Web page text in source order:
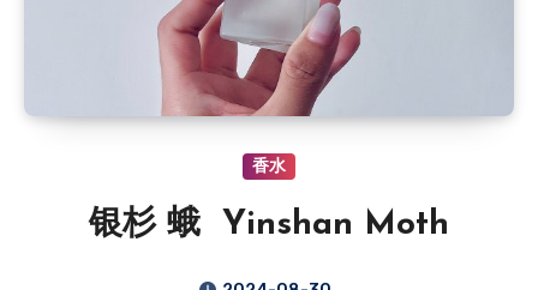
香水
银杉 蛾 Yinshan Moth